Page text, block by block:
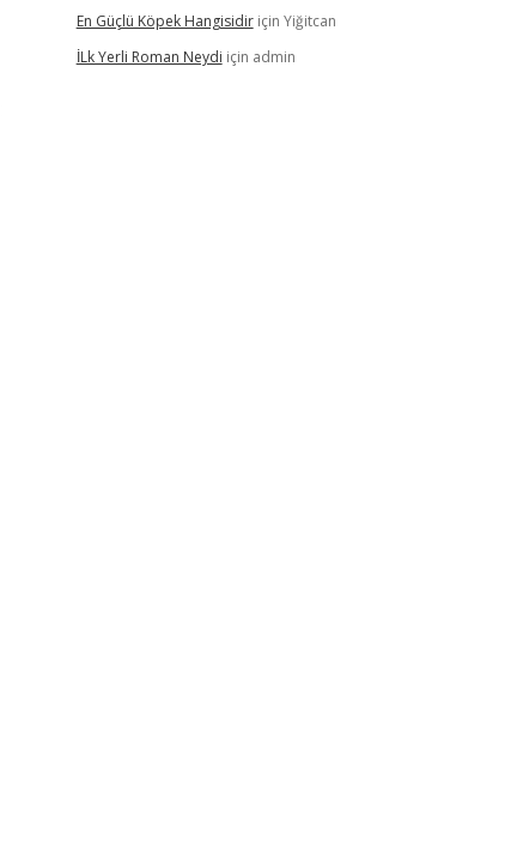
En Güçlü Köpek Hangisidiriçin Yiğitcan
İLk Yerli Roman Neydi için admin